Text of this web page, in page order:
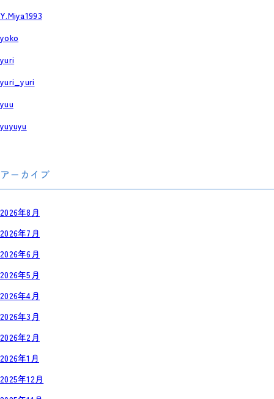
Y.Miya1993
yoko
yuri
yuri_yuri
yuu
yuyuyu
アーカイブ
2026年8月
2026年7月
2026年6月
2026年5月
2026年4月
2026年3月
2026年2月
2026年1月
2025年12月